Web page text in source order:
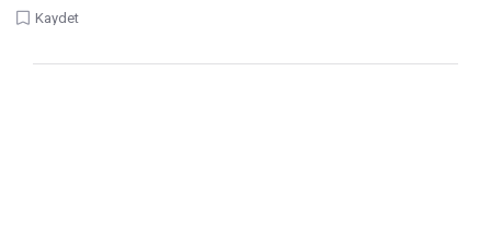
Kaydet